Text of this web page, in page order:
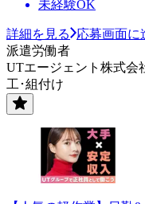
未経験OK
詳細を見る
応募画面に
派遣労働者
UTエージェント株式
工･組付け